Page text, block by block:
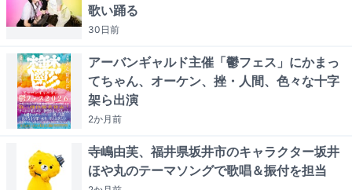
歌い踊る
30日前
アーバンギャルド主催「鬱フェス」にかまっ
てちゃん、オーケン、挫・人間、色々な十字
架ら出演
2か月前
寺嶋由芙、福井県坂井市のキャラクター坂井
ほや丸のテーマソングで歌唱＆振付を担当